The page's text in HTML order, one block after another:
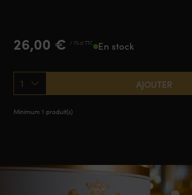
26,00 € / 75 cl TTC En stock
1 AJOUTER
Minimum 1 produit(s)